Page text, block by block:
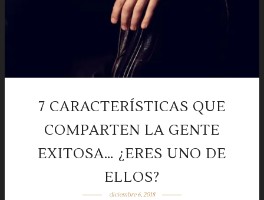
7 CARACTERÍSTICAS QUE
COMPARTEN LA GENTE
EXITOSA… ¿ERES UNO DE
ELLOS?
diciembre 6, 2018